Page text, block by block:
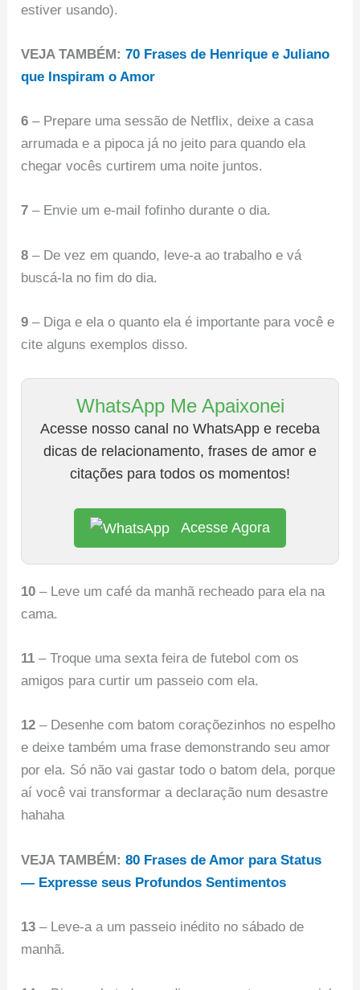
estiver usando).
VEJA TAMBÉM:70 Frases de Henrique e Juliano
que Inspiram o Amor
6 – Prepare uma sessão de Netflix, deixe a casa
arrumada e a pipoca já no jeito para quando ela
chegar vocês curtirem uma noite juntos.
7 – Envie um e-mail fofinho durante o dia.
8 – De vez em quando, leve-a ao trabalho e vá
buscá-la no fim do dia.
9 – Diga e ela o quanto ela é importante para você e
cite alguns exemplos disso.
WhatsApp Me Apaixonei
Acesse nosso canal no WhatsApp e receba
dicas de relacionamento, frases de amor e
citações para todos os momentos!
Acesse Agora
10 – Leve um café da manhã recheado para ela na
cama.
11 – Troque uma sexta feira de futebol com os
amigos para curtir um passeio com ela.
12 – Desenhe com batom coraçõezinhos no espelho
e deixe também uma frase demonstrando seu amor
por ela. Só não vai gastar todo o batom dela, porque
aí você vai transformar a declaração num desastre
hahaha
VEJA TAMBÉM:80 Frases de Amor para Status
— Expresse seus Profundos Sentimentos
13 – Leve-a a um passeio inédito no sábado de
manhã.